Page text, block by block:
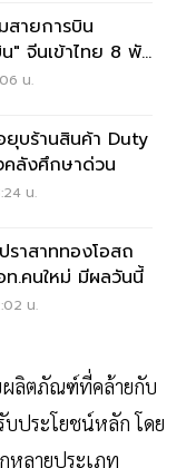
ายการบิน
" จีนเข้าไทย 8 พัน
น.
ยุบร้านสินค้า Duty
คลังศึกษาด่วน
น.
าสาททองโอสถ
ท.คนใหม่ มีผลวันนี้
น.
ผลิตภัณฑ์ที่คล้ายกับ
บประโยชน์หลัก โดย
หลายประเภท